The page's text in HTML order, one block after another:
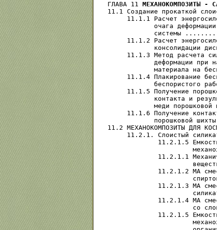
ГЛАВА 11 МЕХАНОКОМПОЗИТЫ -
11.1 Создание прокаткой
11.1.1 Расчет
очага
системы
11.1.2 Расчет
консолидации
11.1.3 Метод расчета
деформации при
материала на
11.1.4 Плакирование
беспористого
11.1.5 Получение
контакта и
меди порошковой
11.1.6 Получение
порошковой
11.2 МЕХАНОКОМПОЗИТЫ ДЛЯ
11.2.1. Слоистый
11.2.1.5
11.2.1.1
11.2.1.2 МА
11.2.1.3 МА
11.2.1.4 МА
со
11.2.1.5